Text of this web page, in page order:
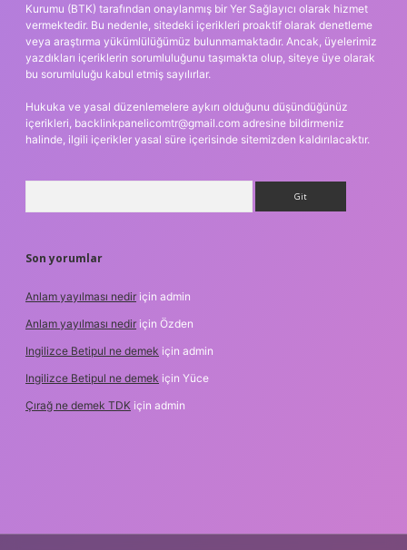
Kurumu (BTK) tarafından onaylanmış bir Yer Sağlayıcı olarak hizmet
vermektedir. Bu nedenle, sitedeki içerikleri proaktif olarak denetleme
veya araştırma yükümlülüğümüz bulunmamaktadır. Ancak, üyelerimiz
yazdıkları içeriklerin sorumluluğunu taşımakta olup, siteye üye olarak
bu sorumluluğu kabul etmiş sayılırlar.
Hukuka ve yasal düzenlemelere aykırı olduğunu düşündüğünüz
içerikleri, backlinkpanelicomtr@gmail.com adresine bildirmeniz
halinde, ilgili içerikler yasal süre içerisinde sitemizden kaldırılacaktır.
Son yorumlar
Anlam yayılması nedir için admin
Anlam yayılması nedir için Özden
Ingilizce Betipul ne demek için admin
Ingilizce Betipul ne demek için Yüce
Çırağ ne demek TDK için admin